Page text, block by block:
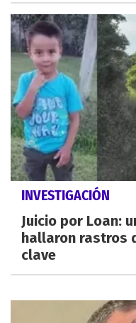
INVESTIGACIÓN
Juicio por Loan:
hallaron rastros
clave